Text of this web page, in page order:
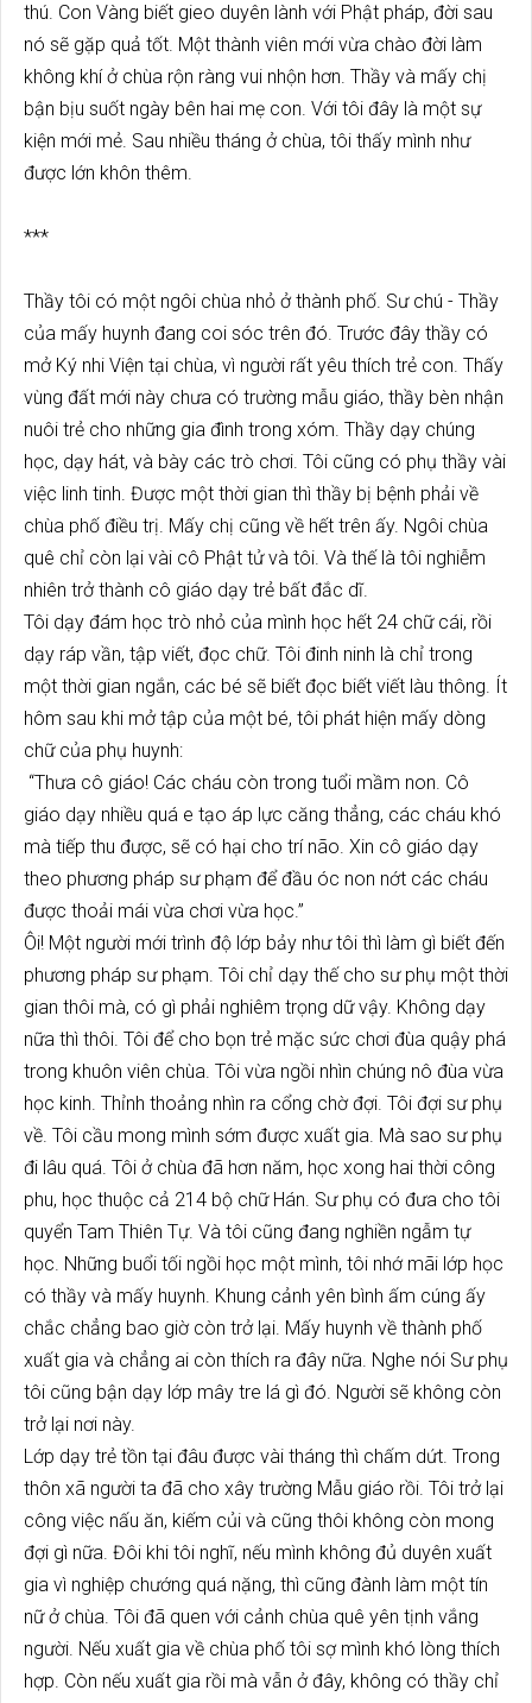
thú. Con Vàng biết gieo duyên lành với Phật pháp, đời sau
nó sẽ gặp quả tốt. Một thành viên mới vừa chào đời làm
không khí ở chùa rộn ràng vui nhộn hơn. Thầy và mấy chị
bận bịu suốt ngày bên hai mẹ con. Với tôi đây là một sự
kiện mới mẻ. Sau nhiều tháng ở chùa, tôi thấy mình như
được lớn khôn thêm.
***
Thầy tôi có một ngôi chùa nhỏ ở thành phố. Sư chú - Thầy
của mấy huynh đang coi sóc trên đó. Trước đây thầy có
mở Ký nhi Viện tại chùa, vì người rất yêu thích trẻ con. Thấy
vùng đất mới này chưa có trường mẫu giáo, thầy bèn nhận
nuôi trẻ cho những gia đình trong xóm. Thầy dạy chúng
học, dạy hát, và bày các trò chơi. Tôi cũng có phụ thầy vài
việc linh tinh. Được một thời gian thì thầy bị bệnh phải về
chùa phố điều trị. Mấy chị cũng về hết trên ấy. Ngôi chùa
quê chỉ còn lại vài cô Phật tử và tôi. Và thế là tôi nghiễm
nhiên trở thành cô giáo dạy trẻ bất đắc dĩ.
Tôi dạy đám học trò nhỏ của mình học hết 24 chữ cái, rồi
dạy ráp vần, tập viết, đọc chữ. Tôi đinh ninh là chỉ trong
một thời gian ngắn, các bé sẽ biết đọc biết viết làu thông. Ít
hôm sau khi mở tập của một bé, tôi phát hiện mấy dòng
chữ của phụ huynh:
“Thưa cô giáo! Các cháu còn trong tuổi mầm non. Cô
giáo dạy nhiều quá e tạo áp lực căng thẳng, các cháu khó
mà tiếp thu được, sẽ có hại cho trí não. Xin cô giáo dạy
theo phương pháp sư phạm để đầu óc non nớt các cháu
được thoải mái vừa chơi vừa học.”
Ôi! Một người mới trình độ lớp bảy như tôi thì làm gì biết đến
phương pháp sư phạm. Tôi chỉ dạy thế cho sư phụ một thời
gian thôi mà, có gì phải nghiêm trọng dữ vậy. Không dạy
nữa thì thôi. Tôi để cho bọn trẻ mặc sức chơi đùa quậy phá
trong khuôn viên chùa. Tôi vừa ngồi nhìn chúng nô đùa vừa
học kinh. Thỉnh thoảng nhìn ra cổng chờ đợi. Tôi đợi sư phụ
về. Tôi cầu mong mình sớm được xuất gia. Mà sao sư phụ
đi lâu quá. Tôi ở chùa đã hơn năm, học xong hai thời công
phu, học thuộc cả 214 bộ chữ Hán. Sư phụ có đưa cho tôi
quyển Tam Thiên Tự. Và tôi cũng đang nghiền ngẫm tự
học. Những buổi tối ngồi học một mình, tôi nhớ mãi lớp học
có thầy và mấy huynh. Khung cảnh yên bình ấm cúng ấy
chắc chẳng bao giờ còn trở lại. Mấy huynh về thành phố
xuất gia và chẳng ai còn thích ra đây nữa. Nghe nói Sư phụ
tôi cũng bận dạy lớp mây tre lá gì đó. Người sẽ không còn
trở lại nơi này.
Lớp dạy trẻ tồn tại đâu được vài tháng thì chấm dứt. Trong
thôn xã người ta đã cho xây trường Mẫu giáo rồi. Tôi trở lại
công việc nấu ăn, kiếm củi và cũng thôi không còn mong
đợi gì nữa. Đôi khi tôi nghĩ, nếu mình không đủ duyên xuất
gia vì nghiệp chướng quá nặng, thì cũng đành làm một tín
nữ ở chùa. Tôi đã quen với cảnh chùa quê yên tịnh vắng
người. Nếu xuất gia về chùa phố tôi sợ mình khó lòng thích
hợp. Còn nếu xuất gia rồi mà vẫn ở đây, không có thầy chỉ